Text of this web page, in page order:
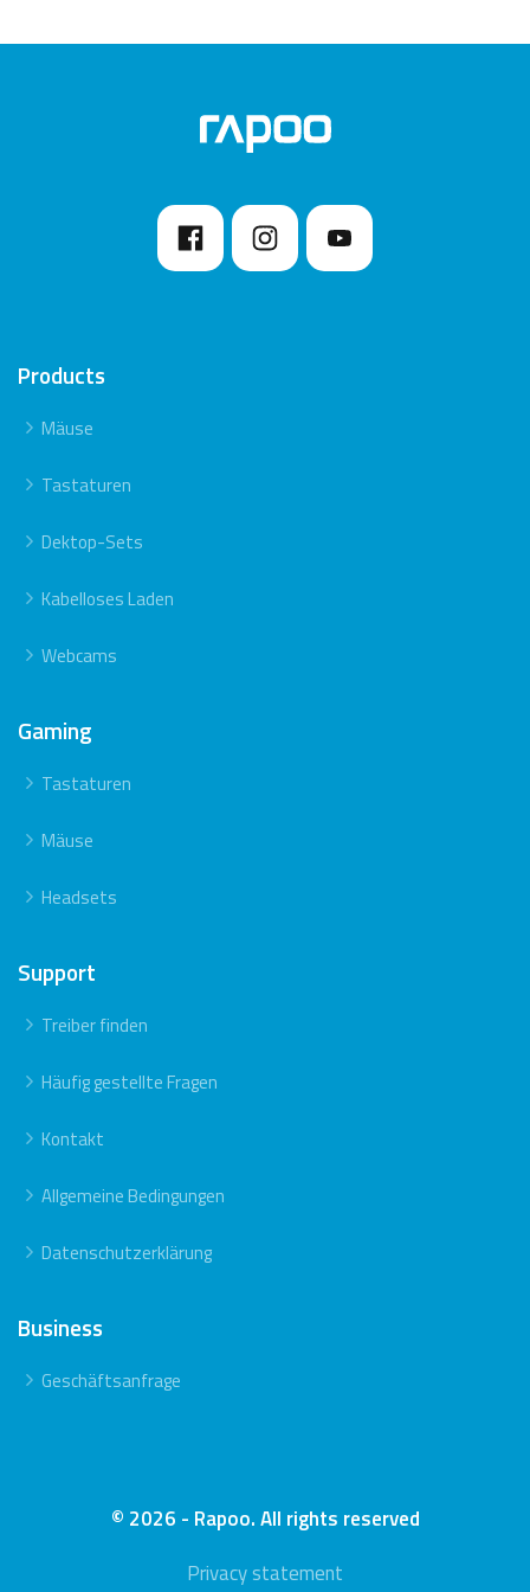
Products
Mäuse
Tastaturen
Dektop-Sets
Kabelloses Laden
Webcams
Gaming
Tastaturen
Mäuse
Headsets
Support
Treiber finden
Häufig gestellte Fragen
Kontakt
Allgemeine Bedingungen
Datenschutzerklärung
Business
Geschäftsanfrage
© 2026 - Rapoo. All rights reserved
Privacy statement